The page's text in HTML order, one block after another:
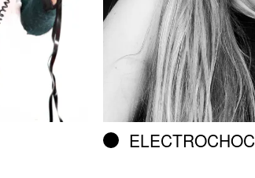
ELECTROCHOC